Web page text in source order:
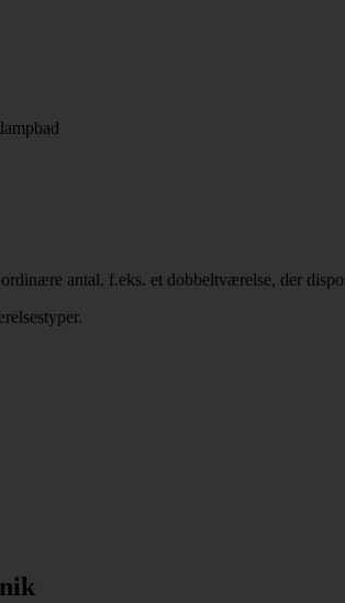
antal, f.eks. et dobbeltværelse, der